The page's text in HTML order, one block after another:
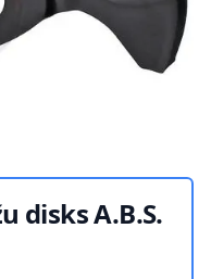
disks A.B.S.